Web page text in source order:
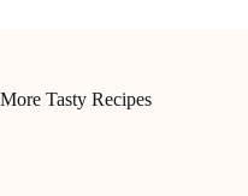
More Tasty Recipes